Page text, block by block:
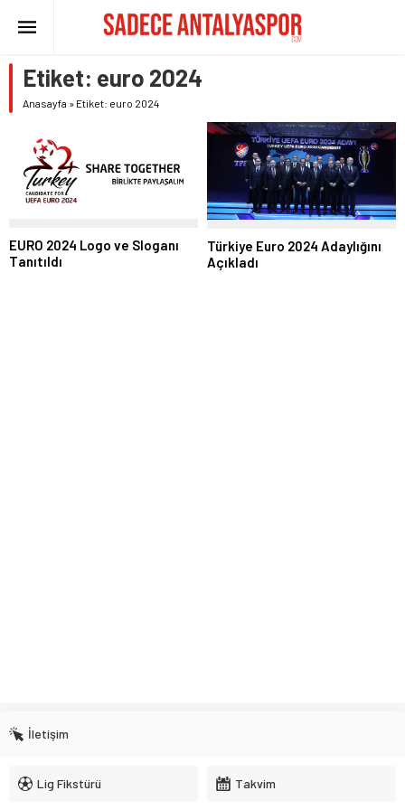
Etiket: euro 2024
Anasayfa » Etiket: euro 2024
EURO 2024 Logo ve Sloganı
Tanıtıldı
Türkiye Euro 2024 Adaylığını
Açıkladı
İletişim
Lig Fikstürü Takvim